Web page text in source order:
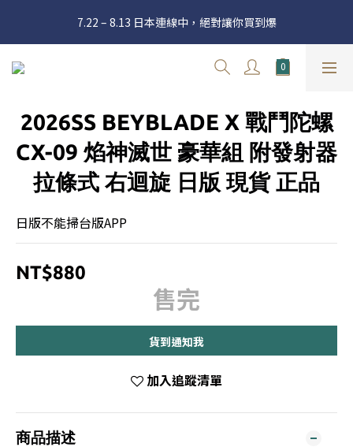
官網三週年 8月滿額送購物金 - 滿 $2000 送 $60 / 滿 $4000 送 $300
/ 滿 $10000 送 $1500
7.22 – 8.13 日本連線中，絕對讓你買到爆
新加入會員享有 $50購物金  |  消費滿$5000即可免運  |  會員好康制
/ 滿 $10000 送 $1500
2026SS BEYBLADE X 戰鬥陀螺
CX-09 焰神滅世 豪華組 附發射器
拉條式 右迴旋 日版 現貨 正品
日版不能掃台版APP
NT$880
售完
貨到通知我
加入追蹤清單
商品描述